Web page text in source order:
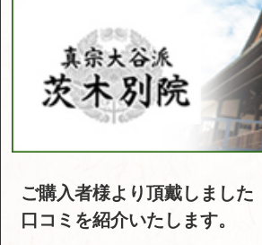
ご購入者様より頂戴しました
口コミを紹介いたします。